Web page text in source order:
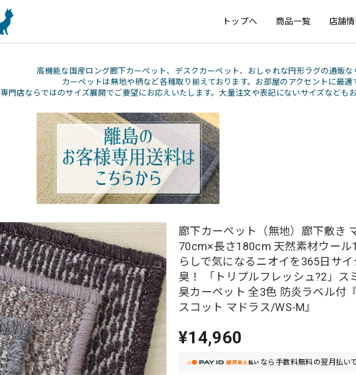
トップへ 商品一覧 店舗
高機能な国産ロング廊下カーペット、デスクカーペット、おしゃれな円形ラグの通販な
カーペットは無地や柄など各種取り揃えております。お部屋のアクセントに最
専門店ならではのサイズ展開でご要望にお応えいたします。大量注文や表記にないサイズなども
廊下カーペット（無地）廊下敷き
70cm×長さ180cm 天然素材ウール
らしで気になるニオイを365日サイ
臭！ 「トリプルフレッシュ?2」ス
臭カーペット 全3色 防炎ラベル付
スコット マドラス/WS-M』
¥14,960
なら 手数料無料の翌月払い